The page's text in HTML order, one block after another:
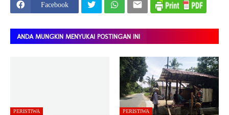
Facebook
ANDA MUNGKIN MENYUKAI POSTINGAN INI
PERISTIWA PERISTIWA